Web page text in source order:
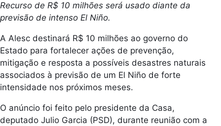
Recurso de R$ 10 milhões será usado diante da
previsão de intenso El Niño.
A Alesc destinará R$ 10 milhões ao governo do
Estado para fortalecer ações de prevenção,
mitigação e resposta a possíveis desastres naturais
associados à previsão de um El Niño de forte
intensidade nos próximos meses.
O anúncio foi feito pelo presidente da Casa,
deputado Julio Garcia (PSD), durante reunião com a